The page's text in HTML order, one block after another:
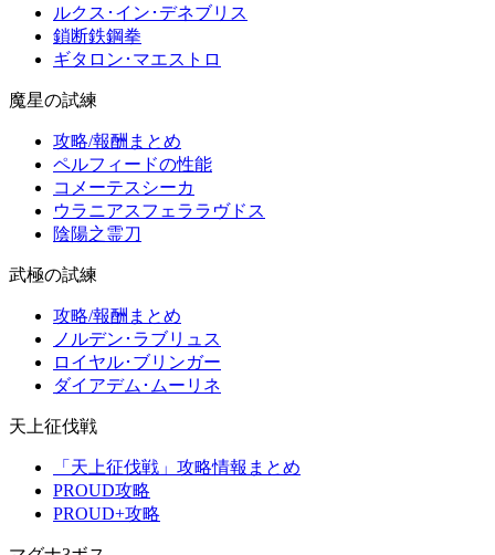
ルクス･イン･デネブリス
鎖断鉄鋼拳
ギタロン･マエストロ
魔星の試練
攻略/報酬まとめ
ペルフィードの性能
コメーテスシーカ
ウラニアスフェララヴドス
陰陽之霊刀
武極の試練
攻略/報酬まとめ
ノルデン･ラブリュス
ロイヤル･ブリンガー
ダイアデム･ムーリネ
天上征伐戦
「天上征伐戦」攻略情報まとめ
PROUD攻略
PROUD+攻略